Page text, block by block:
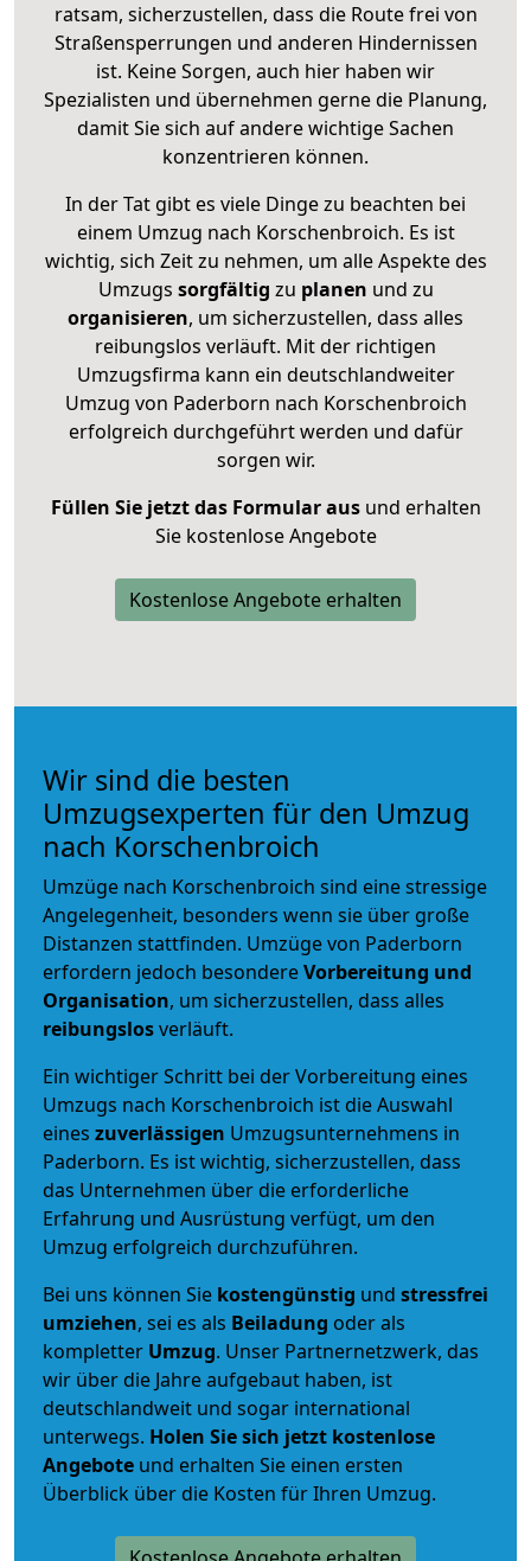
ratsam, sicherzustellen, dass die Route frei von
Straßensperrungen und anderen Hindernissen
ist. Keine Sorgen, auch hier haben wir
Spezialisten und übernehmen gerne die Planung,
damit Sie sich auf andere wichtige Sachen
konzentrieren können.
In der Tat gibt es viele Dinge zu beachten bei
einem Umzug nach Korschenbroich. Es ist
wichtig, sich Zeit zu nehmen, um alle Aspekte des
Umzugs sorgfältig zu planen und zu
organisieren, um sicherzustellen, dass alles
reibungslos verläuft. Mit der richtigen
Umzugsfirma kann ein deutschlandweiter
Umzug von Paderborn nach Korschenbroich
erfolgreich durchgeführt werden und dafür
sorgen wir.
Füllen Sie jetzt das Formular ausund erhalten
Sie kostenlose Angebote
Kostenlose Angebote erhalten
Wir sind die besten
Umzugsexperten für den Umzug
nach Korschenbroich
Umzüge nach Korschenbroich sind eine stressige
Angelegenheit, besonders wenn sie über große
Distanzen stattfinden. Umzüge von Paderborn
erfordern jedoch besondereVorbereitung und
Organisation, um sicherzustellen, dass alles
reibungslosverläuft.
Ein wichtiger Schritt bei der Vorbereitung eines
Umzugs nach Korschenbroich ist die Auswahl
eines zuverlässigen Umzugsunternehmens in
Paderborn. Es ist wichtig, sicherzustellen, dass
das Unternehmen über die erforderliche
Erfahrung und Ausrüstung verfügt, um den
Umzug erfolgreich durchzuführen.
Bei uns können Sie kostengünstig und stressfrei
umziehen, sei es als Beiladung oder als
kompletter Umzug. Unser Partnernetzwerk, das
wir über die Jahre aufgebaut haben, ist
deutschlandweit und sogar international
unterwegs. Holen Sie sich jetzt kostenlose
Angebote und erhalten Sie einen ersten
Überblick über die Kosten für Ihren Umzug.